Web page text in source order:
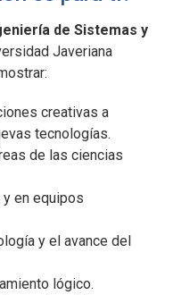
de Sistemas y
Javeriana
creativas a
tecnologías.
de las ciencias
en equipos
y el avance del
lógico.